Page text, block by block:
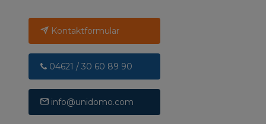
Kontaktformular
04621 / 30 60 89 90
info@unidomo.com